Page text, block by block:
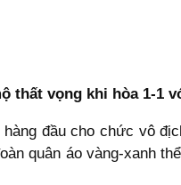
thất vọng khi hòa 1-1
đầu cho chức vô
quân áo vàng-xanh